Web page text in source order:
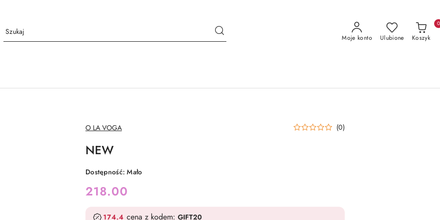
Moje konto Ulubione Koszyk
0
NAZWA
PRODUCENTA:
O LA VOGA (0)
NEW
Dostępność:Mało
cena:
218.00
174.4 cena z kodem: GIFT20